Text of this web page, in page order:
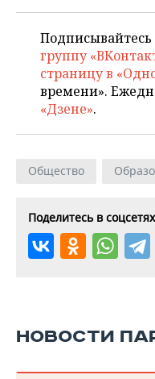
Подписывайтесь
группу
страницу в
времени».
«Дзене».
Общество
Поделитесь в соцсетях
НОВОСТИ